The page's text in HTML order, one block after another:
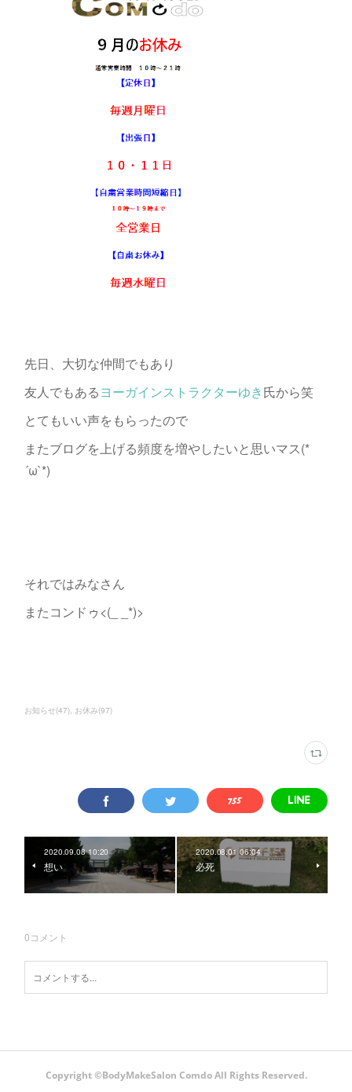
先日、大切な仲間でもあり
友人でもあるヨーガインストラクターゆき氏から笑
とてもいい声をもらったので
またブログを上げる頻度を増やしたいと思いマス(*
´ω`*)
それではみなさん
またコンドゥ<(_ _*)>
お知らせ(47) お休み(97)
2020.09.08 10:20
想い
2020.08.01 06:04
必死
0コメント
Copyright ©️BodyMakeSalon Comdo All Rights Reserved.